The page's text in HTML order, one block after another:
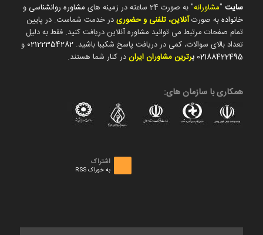
سایت"مشاورانه" به صورت 24 ساعته در زمینه های مشاوره روانشناسی و
خانوادهبه صورتآنلاین، تلفنی و حضوریدر خدمت شماست. در پایین
تمام صفحات مرتبط می توانید مشاوره آنلاین دریافت کنید. فقط به دلیل
تعداد بالای سوالات، کمی در دریافت پاسخ شکیبا باشید. 02122354282 و
02188422495 برترین مشاوران ایراندر کنار شما هستند.
همکاری با سازمان های:
اشتراک
به خوراک RSS